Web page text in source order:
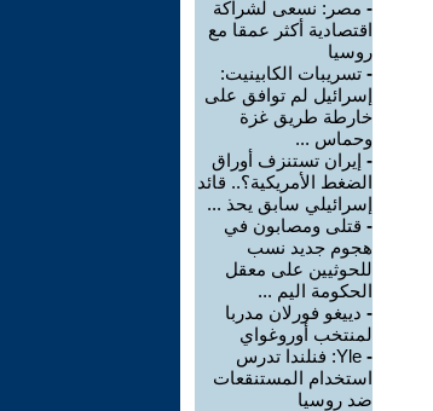
- مصر: نسعى لشراكة
اقتصادية أكثر عمقا مع
روسيا
- تسريبات الكابينيت:
إسرائيل لم توافق على
خارطة طريق غزة
وحماس ...
- إيران تستنزف أوراق
الضغط الأمريكية؟.. قائد
إسرائيلي سابق يحذ ...
- قتلى ومصابون في
هجوم جديد نسب
للحوثيين على معقل
الحكومة اليم ...
- دييغو فورلان مدربا
لمنتخب أوروغواي
-
Yle: فنلندا تدرس
استخدام المستنقعات
ضد روسيا